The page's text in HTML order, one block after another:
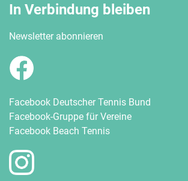
In Verbindung bleiben
Newsletter abonnieren
Facebook Deutscher Tennis Bund
Facebook-Gruppe für Vereine
Facebook Beach Tennis